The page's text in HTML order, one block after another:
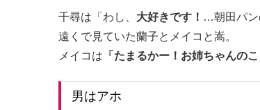
千尋は「わし、 大好きです！ …朝田パン
遠くで見ていた蘭子とメイコと嵩。
メイコは 「たまるかー！お姉ちゃんの
男はアホ